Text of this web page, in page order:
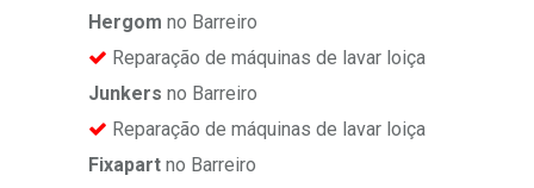
Hergom no Barreiro
Reparação de máquinas de lavar loiça
Junkers no Barreiro
Reparação de máquinas de lavar loiça
Fixapart no Barreiro